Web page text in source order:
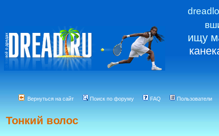
ищу
Вернуться на сайт Поиск по форуму FAQ Пользователи
Тонкий волос